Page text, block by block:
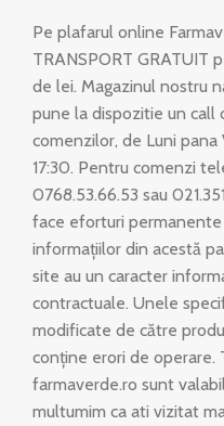
Pe plafarul online
TRANSPORT GRATUIT
de lei. Magazinul nostru
pune la dispozitie un
comenzilor, de Luni
17:30. Pentru comenzi
0768.53.66.53 sau
face eforturi
informațiilor din acestă
site au un caracter
contractuale. Unele
modificate de către
conține erori de
farmaverde.ro sunt
multumim ca ati vizitat